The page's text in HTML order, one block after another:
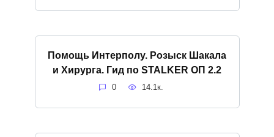
Помощь Интерполу. Розыск Шакала
и Хирурга. Гид по STALKER ОП 2.2
0 14.1к.